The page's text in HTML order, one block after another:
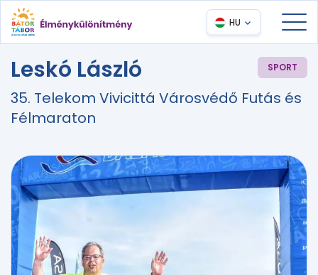
HU
Leskó László SPORT
35. Telekom Vivicittá Városvédő Futás és
Félmaraton